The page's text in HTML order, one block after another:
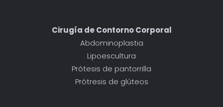
Cirugía de Contorno Corporal
Abdominoplastia
Lipoescultura
Prótesis de pantorrilla
Prótresis de glúteos